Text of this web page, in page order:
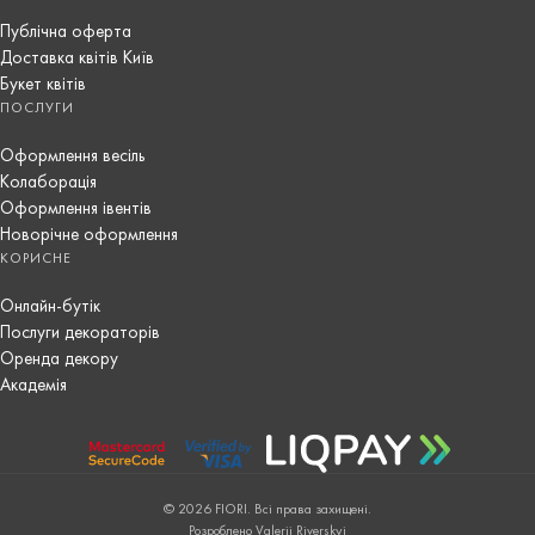
Публічна оферта
Доставка квітів Київ
Букет квітів
ПОСЛУГИ
Оформлення весіль
Колаборація
Оформлення івентів
Новорічне оформлення
КОРИСНЕ
Онлайн-бутік
Послуги декораторів
Оренда декору
Академія
© 2026 FIORI. Всі права захищені.
Розроблено Valerii Riverskyi